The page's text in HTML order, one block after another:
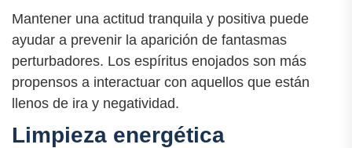
Mantener una actitud tranquila y positiva puede
ayudar a prevenir la aparición de fantasmas
perturbadores. Los espíritus enojados son más
propensos a interactuar con aquellos que están
llenos de ira y negatividad.
Limpieza energética